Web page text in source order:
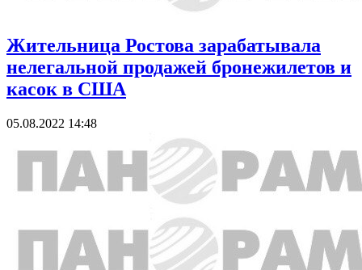
Жительница Ростова зарабатывала
нелегальной продажей бронежилетов и
касок в США
05.08.2022 14:48